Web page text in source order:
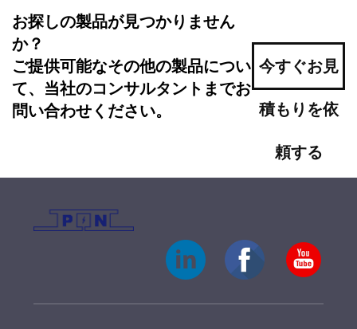
お探しの製品が見つかりません
か？
ご提供可能なその他の製品につい
て、当社のコンサルタントまでお
問い合わせください。
今すぐお見
積もりを依
頼する